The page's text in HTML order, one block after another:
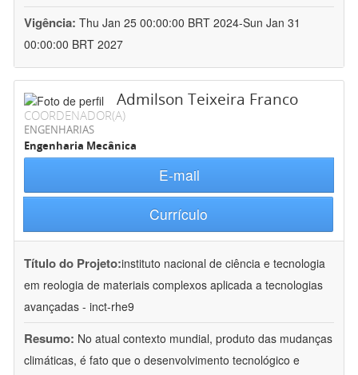
Vigência: Thu Jan 25 00:00:00 BRT 2024-Sun Jan 31
00:00:00 BRT 2027
Admilson Teixeira Franco
COORDENADOR(A)
ENGENHARIAS
Engenharia Mecânica
E-mail
Currículo
Título do Projeto:instituto nacional de ciência e tecnologia
em reologia de materiais complexos aplicada a tecnologias
avançadas - inct-rhe9
Resumo: No atual contexto mundial, produto das mudanças
climáticas, é fato que o desenvolvimento tecnológico e